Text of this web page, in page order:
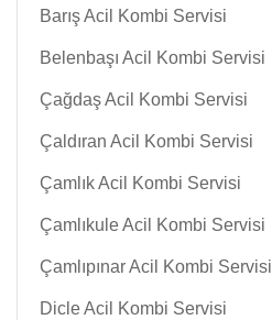
Barış Acil Kombi Servisi
Belenbaşı Acil Kombi Servisi
Çağdaş Acil Kombi Servisi
Çaldıran Acil Kombi Servisi
Çamlık Acil Kombi Servisi
Çamlıkule Acil Kombi Servisi
Çamlıpınar Acil Kombi Servisi
Dicle Acil Kombi Servisi